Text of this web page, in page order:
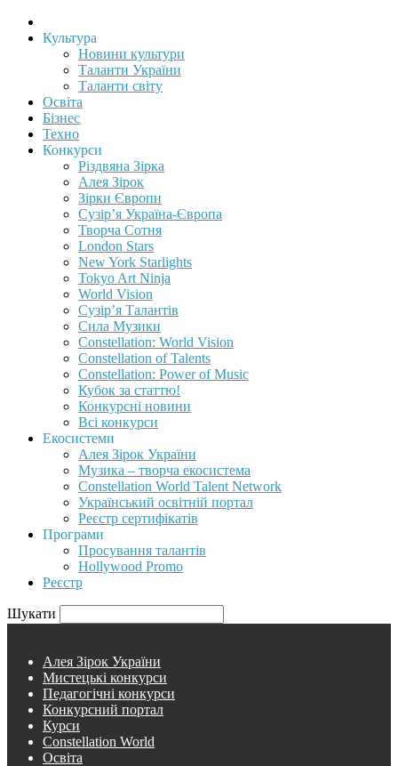
Культура
Новини культури
Таланти України
Таланти світу
Освіта
Бізнес
Техно
Конкурси
Різдвяна Зірка
Алея Зірок
Зірки Європи
Сузір’я Україна-Європа
Творча Сотня
London Stars
New York Starlights
Tokyo Art Ninja
World Vision
Сузір’я Талантів
Сила Музики
Constellation: World Vision
Constellation of Talents
Constellation: Power of Music
Кубок за статтю!
Конкурсні новини
Всі конкурси
Екосистеми
Алея Зірок України
Музика – творча екосистема
Constellation World Talent Network
Український освітній портал
Реєстр сертифікатів
Програми
Просування талантів
Hollywood Promo
Реєстр
Шукати
Алея Зірок України
Мистецькі конкурси
Педагогічні конкурси
Конкурсний портал
Курси
Constellation World
Освіта